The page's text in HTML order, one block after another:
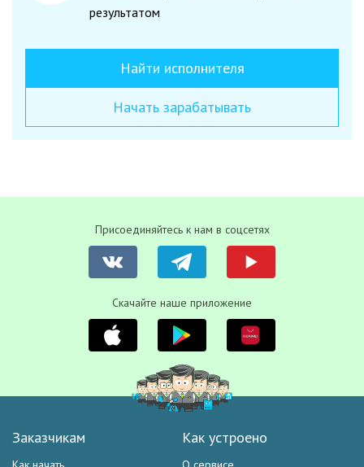
результатом
Найти исполнителя
Начать зарабатывать
Присоединяйтесь к нам в соцсетях
Скачайте наше приложение
Заказчикам Как устроено